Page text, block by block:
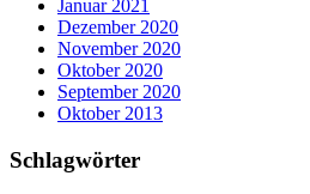
Januar 2021
Dezember 2020
November 2020
Oktober 2020
September 2020
Oktober 2013
Schlagwörter